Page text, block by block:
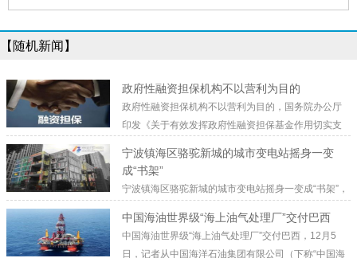
【随机新闻】
政府性融资担保机构不以营利为目的
政府性融资担保机构不以营利为目的，国务院办公厅
印发《关于有效发挥政府性融资担保基金作用切实支
持小微企业和“三农”发展的指导意见》（以下简称《意见》）。《意见》针对当前
我国融资担保行业存在的业务聚焦不够、担保能力不强、银担合作不畅、风险分担
补偿机制有待健全等问题，明确了相关举措。
宁波镇海区骆驼新城的城市变电站摇身一变
成“书架”
宁波镇海区骆驼新城的城市变电站摇身一变成“书架”，
宁波镇海区骆驼新城出现了一座色彩斑斓的变电站，引起许多过路人的注意。它位
于镇海新城三五路与镇海大道交叉口，外形非常抢眼，犹如一个拔地而起的大“书
架”。“书架城市变电站它和身旁的商务楼、居民住宅，和“脚下”车水马龙的镇海大
中国海油世界级“海上油气处理厂”交付巴西
中国海油世界级“海上油气处理厂”交付巴西，12月5
日，记者从中国海洋石油集团有限公司（下称“中国海